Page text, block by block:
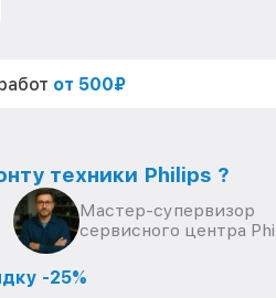
от 500₽
техники Philips ?
Мастер-супервизор
сервисного центра
-25%